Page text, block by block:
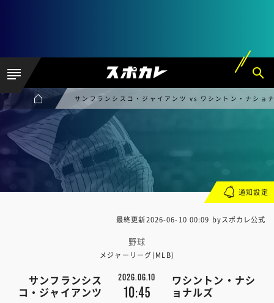
サンフランシスコ・ジャイアンツ vs ワシントン・ナショ
最終更新2026-06-10 00:09 byスポカレ公式
野球
メジャーリーグ(MLB)
サンフランシス
コ・ジャイアンツ
2026.06.10
10:45
ワシントン・ナシ
ョナルズ
通知設定